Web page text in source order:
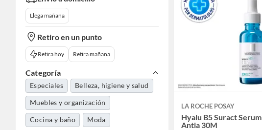
Llega mañana
Retiro en un punto
Retira hoy Retira mañana
Categoría
Especiales Belleza, higiene y salud
Muebles y organización
Cocina y baño Moda
LA ROCHE POSAY
Hyalu B5 Suract Serum
Antia 30M